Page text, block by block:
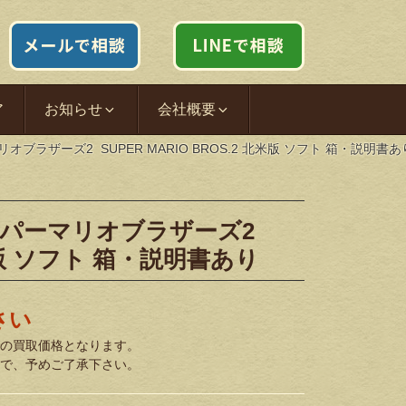
お知らせ 会社概要
オブラザーズ2 SUPER MARIO BROS.2 北米版 ソフト 箱・説明書あ
ーマリオブラザーズ2
ソフト 箱・説明書あり
い
買取価格となります。
、予めご了承下さい。